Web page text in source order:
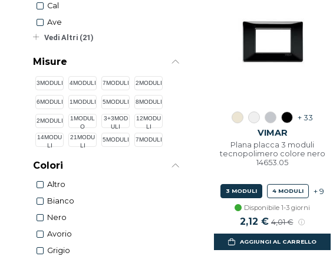
Cal
Ave
Vedi Altri (21)
Misure
3MODULI 4MODULI 7MODULI 2MODULI
6MODULI 1MODULI 5MODULI 8MODULI
2MODULI
1MODUL
O
3+3MOD
ULI
12MODU
LI
14MODU
LI
21MODU
LI
5MODULI 7MODULI
Colori
Altro
Bianco
Nero
Avorio
Grigio
+ 33
VIMAR
Plana placca 3 moduli
tecnopolimero colore nero
14653.05
3 MODULI 4 MODULI + 9
Disponibile 1-3 giorni
Prezzo scontato
2,12 € Prezzo di listino
4,01 €
AGGIUNGI AL CARRELLO